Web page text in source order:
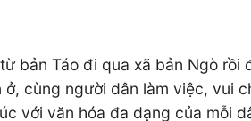
bản Táo đi qua xã bản Ngò rồi
cùng người dân làm việc, vui
với văn hóa đa dạng của mỗi